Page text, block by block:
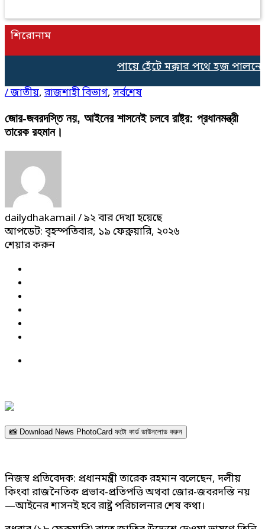
শিরোনাম
পায়ে হেঁটে মক্কার পথে হজ
/জাতীয়, রাজশাহী বিভাগ, সর্বশেষ
জোর-জবরদস্তি নয়, আইনের শাসনেই চলবে রাষ্ট্র: প্রধানমন্ত্রী
তারেক রহমান।
dailydhakamail / ৯২ বার দেখা হয়েছে
আপডেট: বৃহস্পতিবার, ১৯ ফেব্রুয়ারি, ২০২৬
শেয়ার করুন
📸 Download News PhotoCard ফটো কার্ড ডাউনলোড করুন
নিজস্ব প্রতিবেদক: প্রধানমন্ত্রী তারেক রহমান বলেছেন, দলীয়
কিংবা রাজনৈতিক প্রভাব-প্রতিপত্তি অথবা জোর-জবরদস্তি নয়
—আইনের শাসনই হবে রাষ্ট্র পরিচালনার শেষ কথা।